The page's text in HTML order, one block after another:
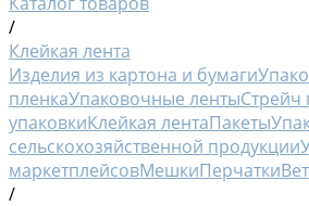
/
Клейкая лента
Изделия из картона и бумаги
пленкаУпаковочные лентыСтрейч
упаковкиКлейкая лентаПакеты
сельскохозяйственной продукции
маркетплейсовМешкиПерчатки
/